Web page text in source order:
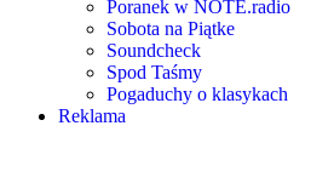
Poranek w NOTE.radio
Sobota na Piątke
Soundcheck
Spod Taśmy
Pogaduchy o klasykach
Reklama